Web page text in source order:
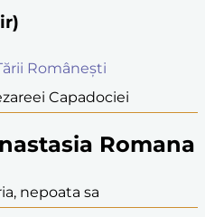
Românești
Capadociei
Romana
nepoata sa